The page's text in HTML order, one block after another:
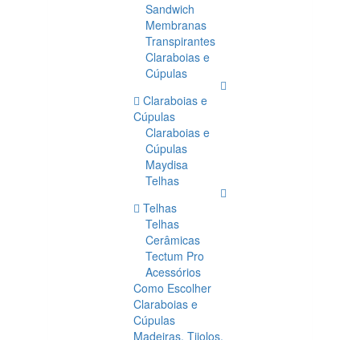
Sandwich
Membranas
Transpirantes
Claraboias e
Cúpulas
Claraboias e
Cúpulas
Claraboias e
Cúpulas
Maydisa
Telhas
Telhas
Telhas
Cerâmicas
Tectum Pro
Acessórios
Como Escolher
Claraboias e
Cúpulas
Madeiras, Tijolos,